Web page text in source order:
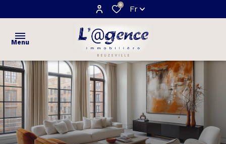
0 Fr
Menu
ACCUEIL
VENTES
maisons
appartements
ESTIMATION